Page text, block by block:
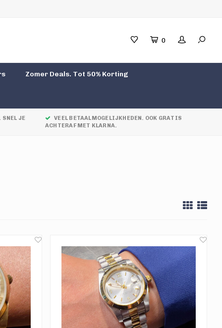
0
Zomer Deals. Tot 50% Korting
SNEL JE
VEEL BETAALMOGELIJKHEDEN. OOK GRATIS
ACHTERAF MET KLARNA.